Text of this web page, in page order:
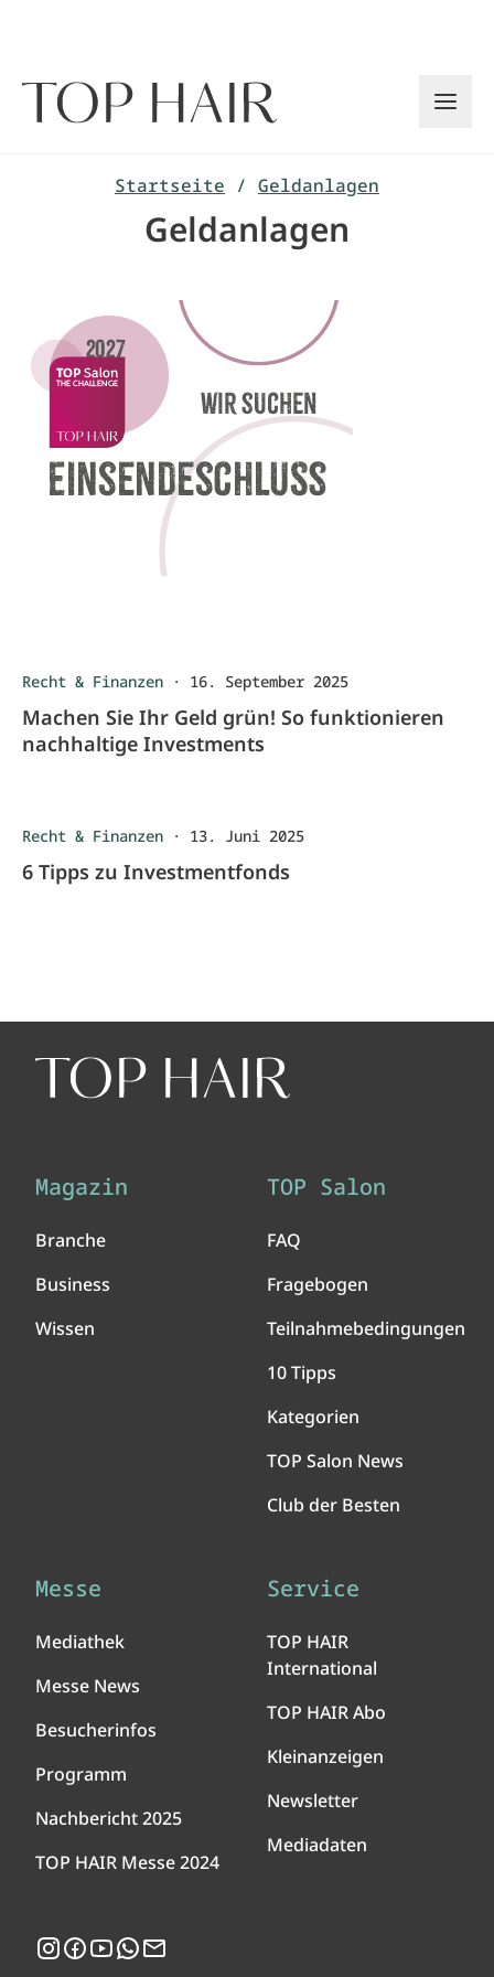
Startseite / Geldanlagen
Geldanlagen
Recht & Finanzen · 16. September 2025
Machen Sie Ihr Geld grün! So funktionieren
nachhaltige Investments
Recht & Finanzen · 13. Juni 2025
6 Tipps zu Investmentfonds
Magazin
Branche
Business
Wissen
TOP Salon
FAQ
Fragebogen
Teilnahmebedingungen
10 Tipps
Kategorien
TOP Salon News
Club der Besten
Messe
Mediathek
Messe News
Besucherinfos
Programm
Nachbericht 2025
TOP HAIR Messe 2024
Service
TOP HAIR
International
TOP HAIR Abo
Kleinanzeigen
Newsletter
Mediadaten
Instagram
Facebook
YouTubeWhatsApp